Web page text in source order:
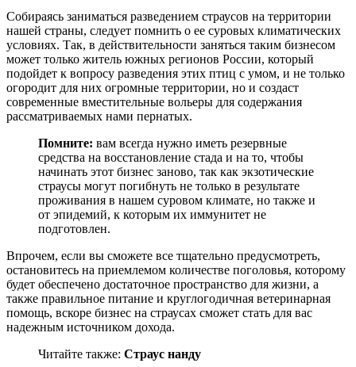
Собираясь заниматься разведением страусов на территории
нашей страны, следует помнить о ее суровых климатических
условиях. Так, в действительности заняться таким бизнесом
может только житель южных регионов России, который
подойдет к вопросу разведения этих птиц с умом, и не только
огородит для них огромные территории, но и создаст
современные вместительные вольеры для содержания
рассматриваемых нами пернатых.
Помните: вам всегда нужно иметь резервные
средства на восстановление стада и на то, чтобы
начинать этот бизнес заново, так как экзотические
страусы могут погибнуть не только в результате
проживания в нашем суровом климате, но также и
от эпидемий, к которым их иммунитет не
подготовлен.
Впрочем, если вы сможете все тщательно предусмотреть,
остановитесь на приемлемом количестве поголовья, которому
будет обеспечено достаточное пространство для жизни, а
также правильное питание и круглогодичная ветеринарная
помощь, вскоре бизнес на страусах сможет стать для вас
надежным источником дохода.
Читайте также: Страус нанду